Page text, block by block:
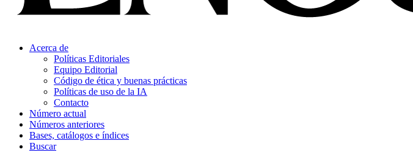
Acerca de
Políticas Editoriales
Equipo Editorial
Código de ética y buenas prácticas
Políticas de uso de la IA
Contacto
Número actual
Números anteriores
Bases, catálogos e índices
Buscar